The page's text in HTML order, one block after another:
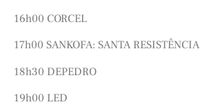
16h00 CORCEL
17h00 SANKOFA: SANTA RESISTÊNCIA
18h30 DEPEDRO
19h00 LED